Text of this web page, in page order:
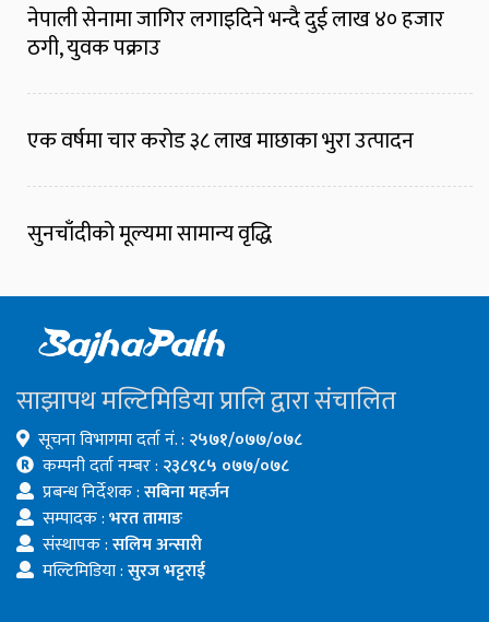
नेपाली सेनामा जागिर लगाइदिने भन्दै दुई लाख ४० हजार
ठगी, युवक पक्राउ
एक वर्षमा चार करोड ३८ लाख माछाका भुरा उत्पादन
सुनचाँदीको मूल्यमा सामान्य वृद्धि
साझापथ मल्टिमिडिया प्रालि द्वारा संचालित
सूचना विभागमा दर्ता नं. : २५७१/०७७/०७८
कम्पनी दर्ता नम्बर : २३८९८५ ०७७/०७८
प्रबन्ध निर्देशक :सबिना महर्जन
सम्पादक :भरत तामाङ
संस्थापक :सलिम अन्सारी
मल्टिमिडिया :सुरज भट्टराई